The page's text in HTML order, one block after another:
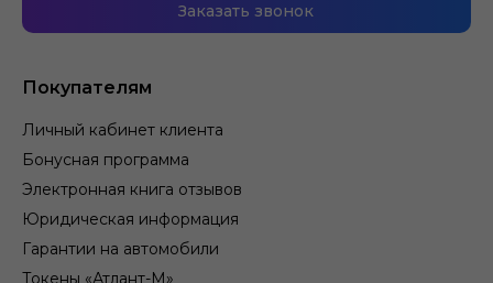
Покупателям
Личный кабинет клиента
Бонусная программа
Электронная книга отзывов
Юридическая информация
Гарантии на автомобили
Токены «Атлант-М»
Заказать звонок